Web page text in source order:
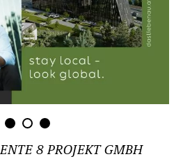
8 PROJEKT GMBH